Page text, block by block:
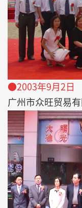
●2003年9月2日
广州市众旺贸易有